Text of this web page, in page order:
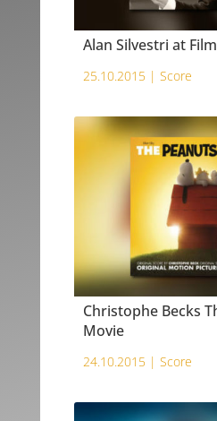
Alan Silvestri at
25.10.2015 | Score
Christophe Becks
Movie
24.10.2015 | Score